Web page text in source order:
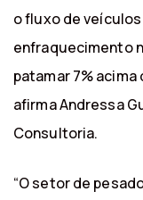
o fluxo de
enfraquecimento
patamar 7% acima
afirma Andressa
Consultoria.
“O setor de